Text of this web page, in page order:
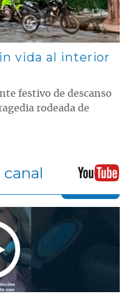
vida al interior
festivo de descanso
rodeada de